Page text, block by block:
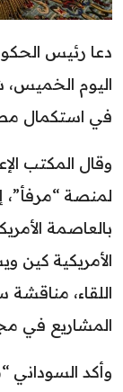
دعا رئيس
اليوم الخميس،
في استكمال
وقال المكتب
لمنصة
بالعاصمة
الأمريكية كين
اللقاء،
المشاريع في
وأكد السوداني